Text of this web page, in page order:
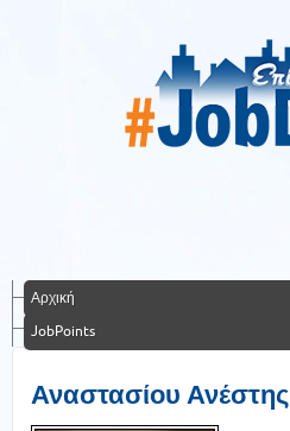
Αρχική
JobPoints
Αναστασίου Ανέστης